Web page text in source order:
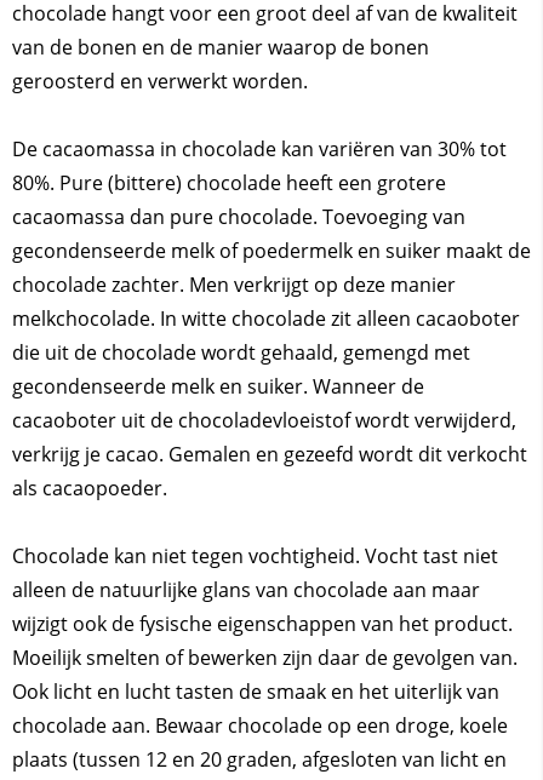
chocolade hangt voor een groot deel af van de kwaliteit
van de bonen en de manier waarop de bonen
geroosterd en verwerkt worden.
De cacaomassa in chocolade kan variëren van 30% tot
80%. Pure (bittere) chocolade heeft een grotere
cacaomassa dan pure chocolade. Toevoeging van
gecondenseerde melk of poedermelk en suiker maakt de
chocolade zachter. Men verkrijgt op deze manier
melkchocolade. In witte chocolade zit alleen cacaoboter
die uit de chocolade wordt gehaald, gemengd met
gecondenseerde melk en suiker. Wanneer de
cacaoboter uit de chocoladevloeistof wordt verwijderd,
verkrijg je cacao. Gemalen en gezeefd wordt dit verkocht
als cacaopoeder.
Chocolade kan niet tegen vochtigheid. Vocht tast niet
alleen de natuurlijke glans van chocolade aan maar
wijzigt ook de fysische eigenschappen van het product.
Moeilijk smelten of bewerken zijn daar de gevolgen van.
Ook licht en lucht tasten de smaak en het uiterlijk van
chocolade aan. Bewaar chocolade op een droge, koele
plaats (tussen 12 en 20 graden, afgesloten van licht en